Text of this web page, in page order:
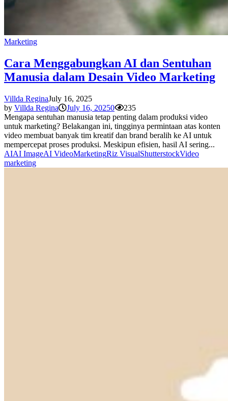
Marketing
Cara Menggabungkan AI dan Sentuhan
Manusia dalam Desain Video Marketing
Villda ReginaJuly 16, 2025
by Villda Regina July 16, 20250
235
Mengapa sentuhan manusia tetap penting dalam produksi video
untuk marketing? Belakangan ini, tingginya permintaan atas konten
video membuat banyak tim kreatif dan brand beralih ke AI untuk
mempercepat proses produksi. Meskipun efisien, hasil AI sering...
AIAI ImageAI VideoMarketingRiz VisualShutterstockVideo
marketing